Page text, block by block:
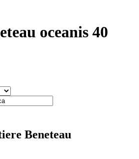
oceanis 40
Beneteau